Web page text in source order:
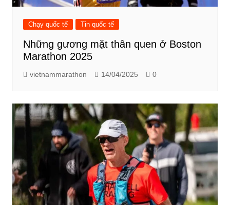
Chạy quốc tế Tin quốc tế
Những gương mặt thân quen ở Boston
Marathon 2025
vietnammarathon 14/04/2025 0